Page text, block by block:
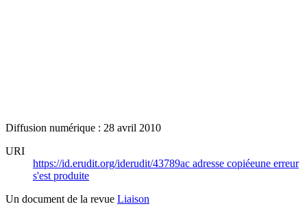
Diffusion numérique : 28 avril 2010
URI
https://id.erudit.org/iderudit/43789ac adresse copiéeune erreur
s'est produite
Un document de la revue Liaison